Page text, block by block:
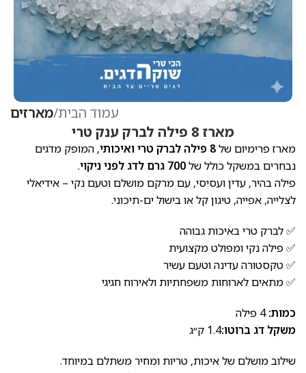
עמוד הבית מארזים
מארז 8 פילה לברק ענק טרי
מארז פרימיום של8 פילה לברק טרי ואיכותי
, המופק מדגים
נבחרים במשקל כולל של700 גרם לדג לפני ניקוי
.
פילה בהיר, עדין ועסיסי, עם מרקם מושלם וטעם נקי – אידיאלי
לצלייה, אפייה, טיגון קל או בישול ים-תיכוני.
✅ לברק טרי באיכות גבוהה
✅ פילה נקי ומפולט מקצועית
✅ טקסטורה עדינה וטעם עשיר
✅ מתאים לארוחות משפחתיות ולאירוח חגיגי
כמות:4 פילה
משקל דג ברוטו:1.4 ק״ג
שילוב מושלם של איכות, טריות ומחיר משתלם במיוחד.